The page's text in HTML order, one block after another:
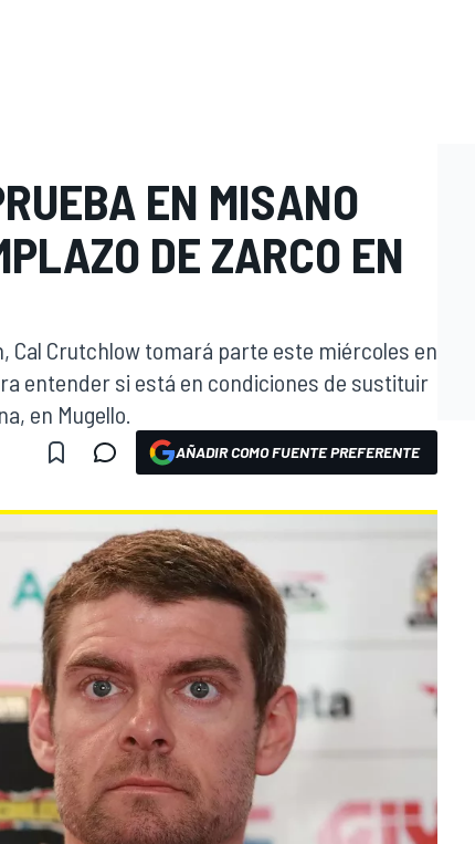
EN MISANO
DE ZARCO EN
Cal Crutchlow tomará parte este miércoles en
entender si está en condiciones de sustituir
en Mugello.
AÑADIR COMO FUENTE PREFERENTE